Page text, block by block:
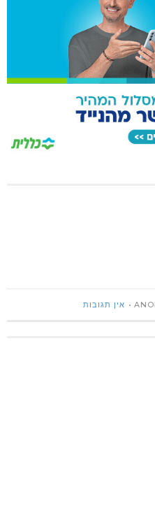
אין תגובות